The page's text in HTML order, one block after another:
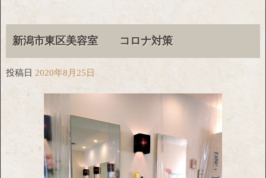
新潟市東区美容室 コロナ対策
投稿日 2020年8月25日